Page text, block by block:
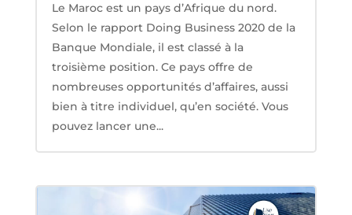
Le Maroc est un pays d’Afrique du nord.
Selon le rapport Doing Business 2020 de la
Banque Mondiale, il est classé à la
troisième position. Ce pays offre de
nombreuses opportunités d’affaires, aussi
bien à titre individuel, qu’en société. Vous
pouvez lancer une...